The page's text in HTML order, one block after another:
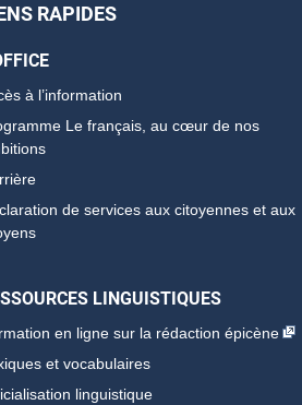
RAPIDES
à l’information
Le français, au cœur de nos
de services aux citoyennes et aux
LINGUISTIQUES
en ligne sur la rédaction épicène
et vocabulaires
linguistique